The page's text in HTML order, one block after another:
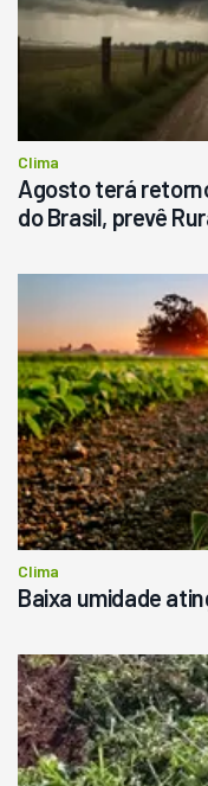
Clima
Agosto terá
do Brasil, prevê
Clima
Baixa umidade